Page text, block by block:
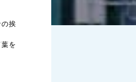
挨
を